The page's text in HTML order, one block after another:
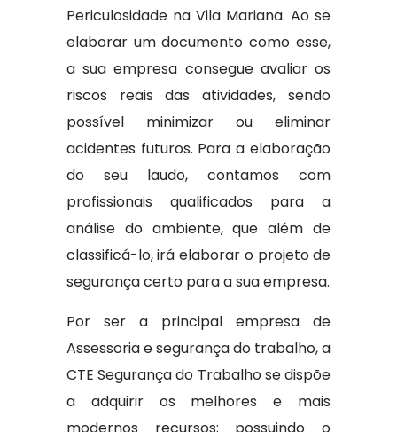
Periculosidade na Vila Mariana. Ao se
elaborar um documento como esse,
a sua empresa consegue avaliar os
riscos reais das atividades, sendo
possível minimizar ou eliminar
acidentes futuros. Para a elaboração
do seu laudo, contamos com
profissionais qualificados para a
análise do ambiente, que além de
classificá-lo, irá elaborar o projeto de
segurança certo para a sua empresa.
Por ser a principal empresa de
Assessoria e segurança do trabalho, a
CTE Segurança do Trabalho se dispõe
a adquirir os melhores e mais